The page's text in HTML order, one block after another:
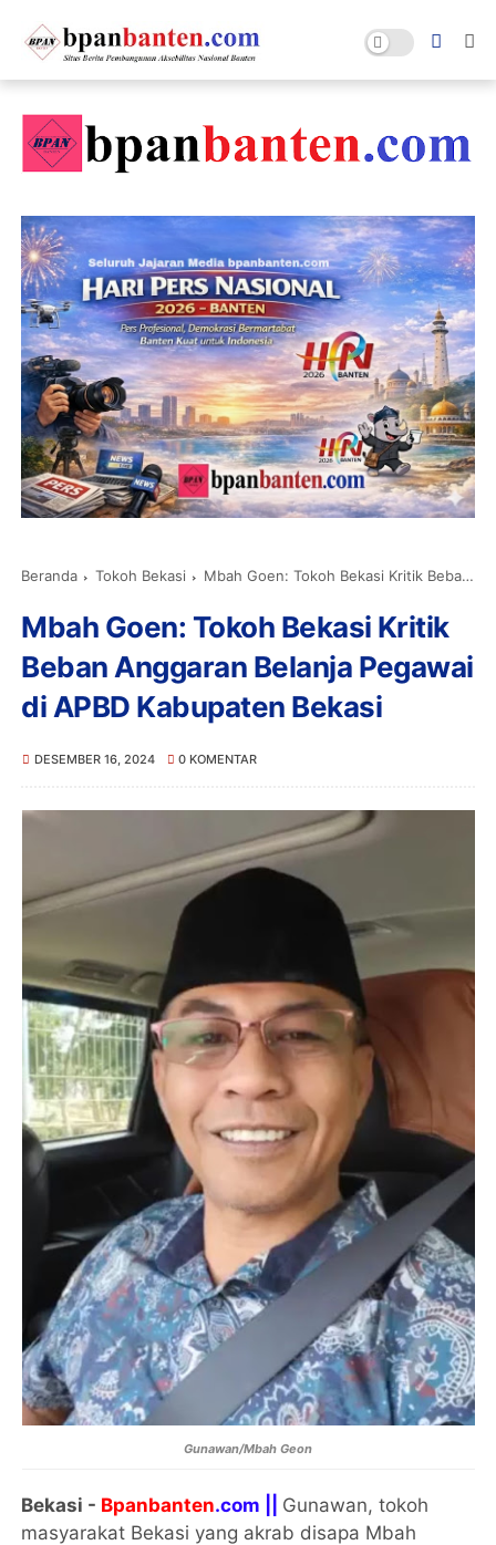
Beranda Tokoh Bekasi Mbah Goen: Tokoh Bekasi Kritik Beban Anggaran Belanja Pegawai di APBD Kabupaten Bekasi
Mbah Goen: Tokoh Bekasi Kritik
Beban Anggaran Belanja Pegawai
di APBD Kabupaten Bekasi
DESEMBER 16, 2024 0 KOMENTAR
Gunawan/Mbah Geon
Bekasi - Bpanbanten.com || Gunawan, tokoh
masyarakat Bekasi yang akrab disapa Mbah